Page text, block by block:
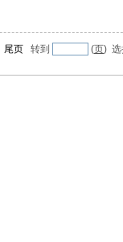
尾页 转到 (页) 选